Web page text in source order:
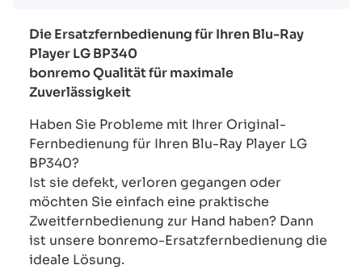
Die Ersatzfernbedienung für Ihren Blu-Ray
Player LG BP340
bonremo Qualität für maximale
Zuverlässigkeit
Haben Sie Probleme mit Ihrer Original-
Fernbedienung für Ihren Blu-Ray Player LG
BP340?
Ist sie defekt, verloren gegangen oder
möchten Sie einfach eine praktische
Zweitfernbedienung zur Hand haben? Dann
ist unsere bonremo-Ersatzfernbedienung die
ideale Lösung.